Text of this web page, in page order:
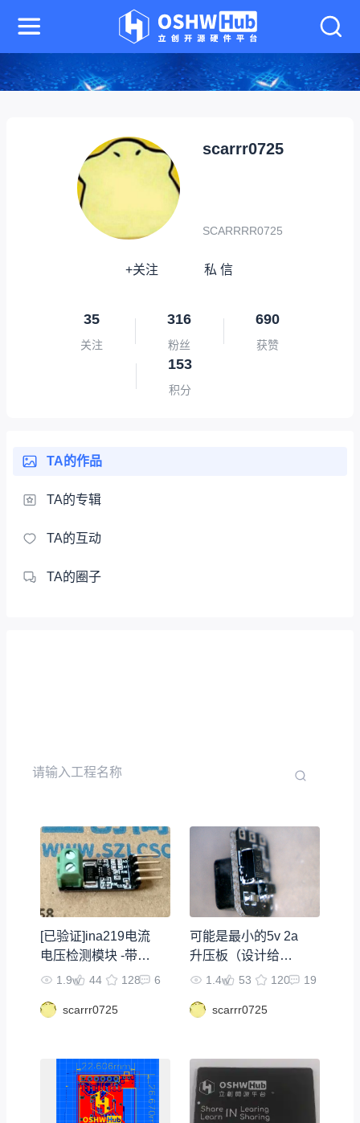
scarrr0725
SCARRRR0725
+关注 私 信
35
关注
316
粉丝
690
获赞
153
积分
TA的作品
TA的专辑
TA的互动
TA的圈子
[已验证]ina219电流
电压检测模块 -带代
码 1.9w 44 128 6
scarrr0725
可能是最小的5v 2a
升压板（设计给电
池用的）
1.4w 53 120 19
scarrr0725